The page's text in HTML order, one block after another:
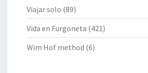
Viajar solo (89)
Vida en Furgoneta (421)
Wim Hof method (6)